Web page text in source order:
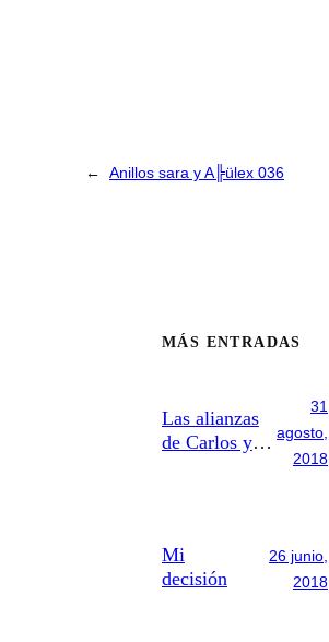
← Anillos sara y A╠ülex 036
MÁS ENTRADAS
Las alianzas
de Carlos y
31
agosto,
2018
Mi
decisión
26 junio,
2018